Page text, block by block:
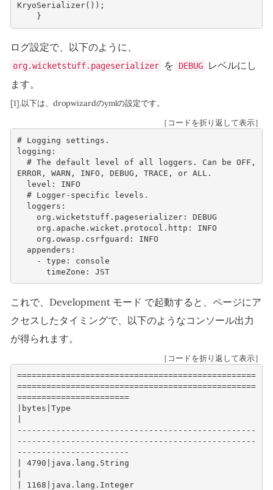
KryoSerializer());
}
ログ設定で、以下のように、
org.wicketstuff.pageserializer を DEBUG
レベルにし
ます。
[1].以下は、dropwizardのymlの設定です。
［コードを折り返して表示］
# Logging settings.
logging:
ERROR, WARN, INFO, DEBUG, TRACE, or ALL.
      timeZone: JST
これで、Development モード で起動すると、ページにア
クセスしたタイミングで、以下のようなコンソール出力
が得られます。
［コードを折り返して表示］
=================================================
=================================================
=======================
|bytes|Type
-------------------------------------------------
-------------------------------------------------
-----------------------
| 4790|java.lang.String
| 1168|java.lang.Integer